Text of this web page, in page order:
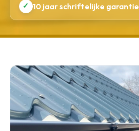
✓ 10 jaar schriftelijke garantie